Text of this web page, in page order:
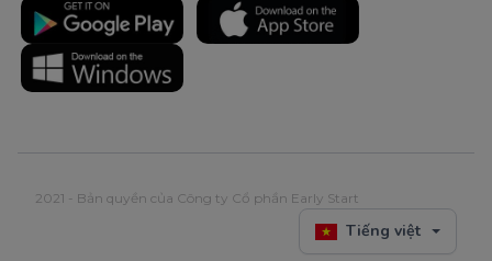
2021 - Bản quyền của Công ty Cổ phần Early Start
Tiếng việt